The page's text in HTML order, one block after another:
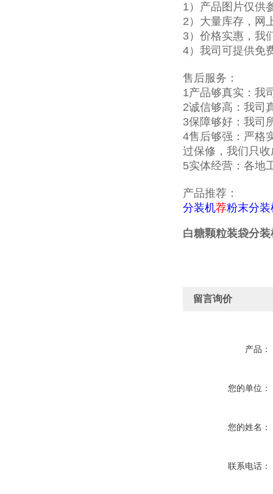
1）产品图片仅供
2）大量库存，网
3）价格实惠，我
4）我司可提供免
售后服务：
1产品够真实：我
2诚信够高：我司
3保障够好：我司
4售后够强：严格
过保修，我们只
5实体经营：各地
产品推荐：
分装机荐粉末分装
白糖颗粒装袋分
留言询价
产品：
您的单位：
您的姓名：
联系电话：